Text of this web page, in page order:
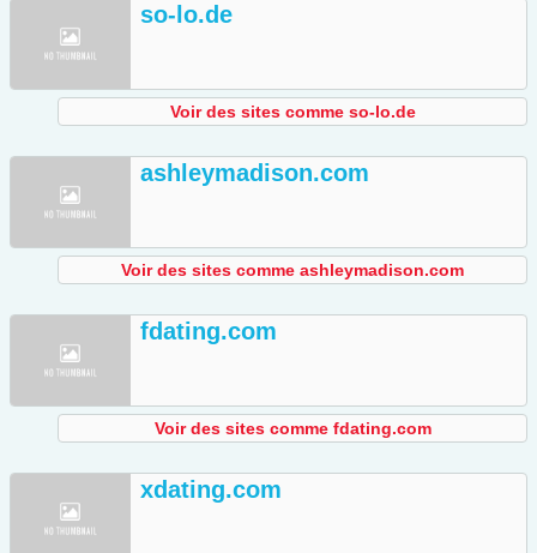
so-lo.de
Voir des sites comme so-lo.de
ashleymadison.com
Voir des sites comme ashleymadison.com
fdating.com
Voir des sites comme fdating.com
xdating.com